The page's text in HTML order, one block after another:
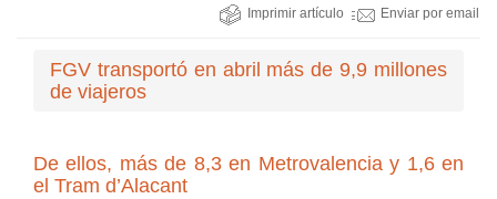
Imprimir artículo Enviar por email
FGV transportó en abril más de 9,9 millones
de viajeros
De ellos, más de 8,3 en Metrovalencia y 1,6 en
el Tram d’Alacant